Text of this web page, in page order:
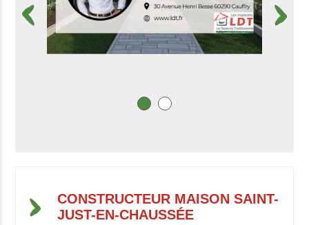
CONSTRUCTEUR MAISON SAINT-
JUST-EN-CHAUSSÉE